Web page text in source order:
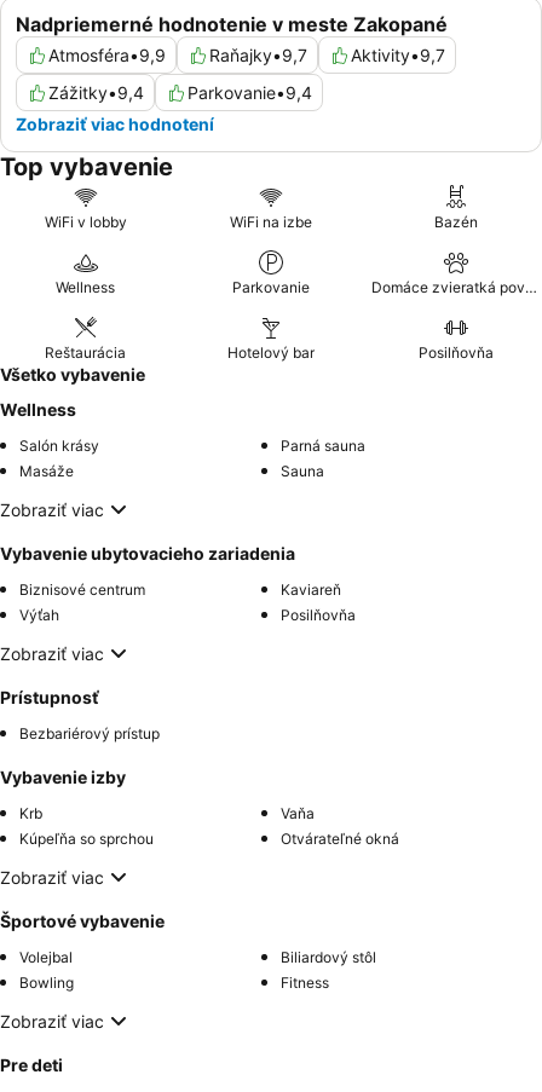
Nadpriemerné hodnotenie v meste Zakopané
Atmosféra•9,9 Raňajky•9,7 Aktivity•9,7
Zážitky•9,4 Parkovanie•9,4
Zobraziť viac hodnotení
Top vybavenie
WiFi v lobby WiFi na izbe Bazén
Wellness Parkovanie Domáce zvieratká povolené
Reštaurácia Hotelový bar Posilňovňa
Všetko vybavenie
Wellness
Salón krásy
Parná sauna
Masáže
Sauna
Zobraziť viac
Vybavenie ubytovacieho zariadenia
Biznisové centrum
Kaviareň
Výťah
Posilňovňa
Zobraziť viac
Prístupnosť
Bezbariérový prístup
Vybavenie izby
Krb
Vaňa
Kúpeľňa so sprchou
Otvárateľné okná
Zobraziť viac
Športové vybavenie
Volejbal
Biliardový stôl
Bowling
Fitness
Zobraziť viac
Pre deti